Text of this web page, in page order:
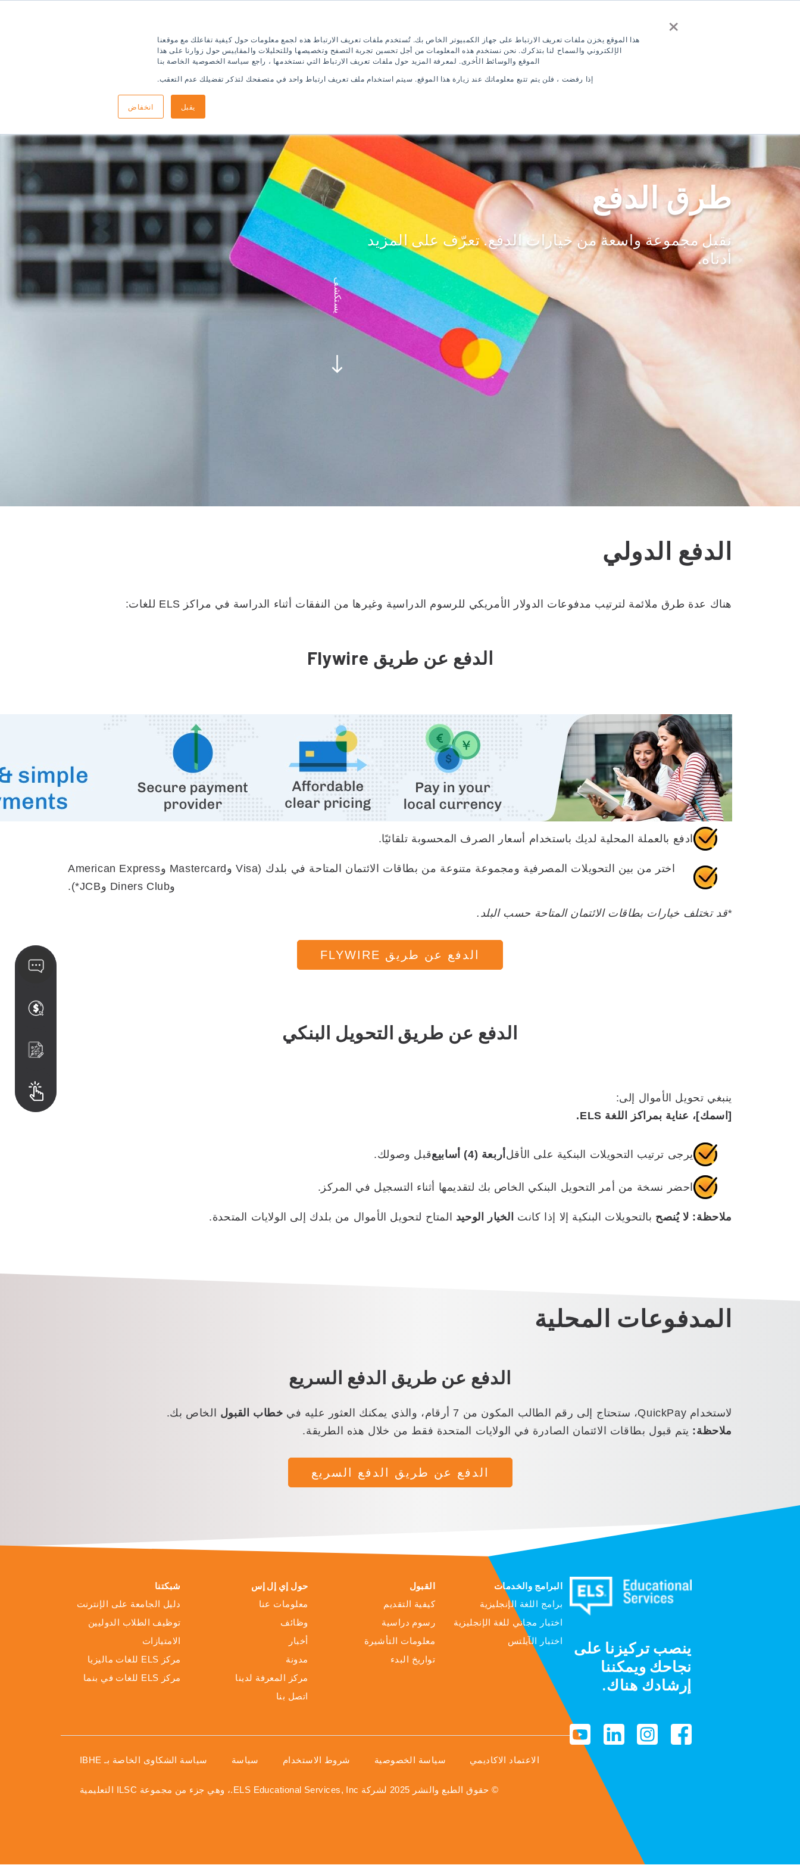
×
هذا الموقع يخزن ملفات تعريف الارتباط على جهاز الكمبيوتر الخاص بك. تُستخدم ملفات تعريف الارتباط هذه لجمع معلومات حول كيفية تفاعلك مع موقعنا
الإلكتروني والسماح لنا بتذكرك. نحن نستخدم هذه المعلومات من أجل تحسين تجربة التصفح وتخصيصها وللتحليلات والمقاييس حول زوارنا على هذا
الموقع والوسائط الأخرى. لمعرفة المزيد حول ملفات تعريف الارتباط التي نستخدمها ، راجع سياسة الخصوصية الخاصة بنا
إذا رفضت ، فلن يتم تتبع معلوماتك عند زيارة هذا الموقع. سيتم استخدام ملف تعريف ارتباط واحد في متصفحك لتذكر تفضيلك عدم التعقب.
يقبل انخفاض
معلومات الوصول
طرق الدفع
نقبل مجموعة واسعة من خيارات الدفع. تعرّف على المزيد
أدناه.
يستكشف
الدفع الدولي
هناك عدة طرق ملائمة لترتيب مدفوعات الدولار الأمريكي للرسوم الدراسية وغيرها من النفقات أثناء الدراسة في مراكز ELS للغات:
الدفع عن طريق Flywire
ادفع بالعملة المحلية لديك باستخدام أسعار الصرف المحسوبة تلقائيًا.
اختر من بين التحويلات المصرفية ومجموعة متنوعة من بطاقات الائتمان المتاحة في بلدك (Visa وMastercard وAmerican Express
وDiners Club وJCB*).
*قد تختلف خيارات بطاقات الائتمان المتاحة حسب البلد.
الدفع عن طريق FLYWIRE
الدفع عن طريق التحويل البنكي
ينبغي تحويل الأموال إلى:
[اسمك]، عناية بمراكز اللغة ELS.
يرجى ترتيب التحويلات البنكية على الأقل أربعة (4) أسابيع قبل وصولك.
احضر نسخة من أمر التحويل البنكي الخاص بك لتقديمها أثناء التسجيل في المركز.
ملاحظة: لا يُنصح بالتحويلات البنكية إلا إذا كانت الخيار الوحيد المتاح لتحويل الأموال من بلدك إلى الولايات المتحدة.
المدفوعات المحلية
الدفع عن طريق الدفع السريع
لاستخدام QuickPay، ستحتاج إلى رقم الطالب المكون من 7 أرقام، والذي يمكنك العثور عليه في خطاب القبول الخاص بك.
ملاحظة: يتم قبول بطاقات الائتمان الصادرة في الولايات المتحدة فقط من خلال هذه الطريقة.
الدفع عن طريق الدفع السريع
ينصب تركيزنا على
نجاحك ويمكننا
إرشادك هناك.
البرامج والخدمات
برامج اللغة الإنجليزية
اختبار مجاني للغة الإنجليزية
اختبار الآيلتس
القبول
كيفية التقديم
رسوم دراسية
معلومات التأشيرة
تواريخ البدء
حول إي إل إس
معلومات عنا
وظائف
أخبار
مدونة
مركز المعرفة لدينا
اتصل بنا
شبكتنا
دليل الجامعة على الإنترنت
توظيف الطلاب الدوليين
الامتيازات
مركز ELS للغات ماليزيا
مركز ELS للغات في بنما
الاعتماد الاكاديمي سياسة الخصوصية شروط الاستخدام سياسة سياسة الشكاوى الخاصة بـ IBHE
© حقوق الطبع والنشر 2025 لشركة ELS Educational Services, Inc.، وهي جزء من مجموعة ILSC التعليمية